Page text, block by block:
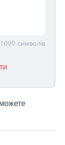
1000 символів